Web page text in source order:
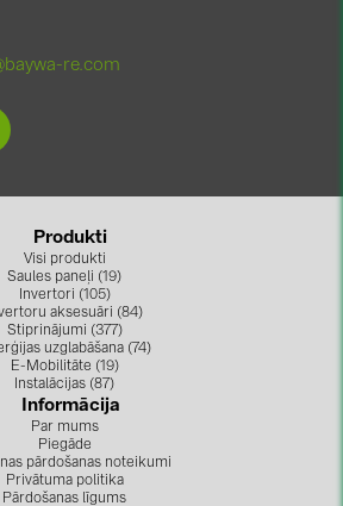
re.com
Produkti
Visi produkti
Saules paneļi (19)
Invertori (105)
aksesuāri (84)
Stiprinājumi (377)
uzglabāšana (74)
E-Mobilitāte (19)
Instalācijas (87)
Informācija
Par mums
Piegāde
pārdošanas noteikumi
Privātuma politika
Pārdošanas līgums